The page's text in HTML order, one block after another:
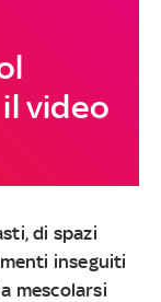
video
di spazi
inseguiti
mescolarsi